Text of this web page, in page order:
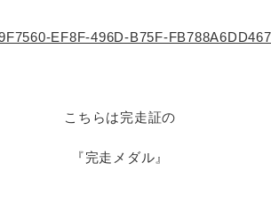
こちらは完走証の
『完走メダル』